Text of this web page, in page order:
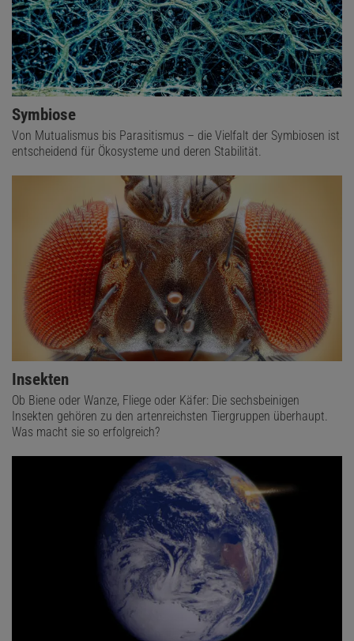
Symbiose
Von Mutualismus bis Parasitismus – die Vielfalt der Symbiosen ist
entscheidend für Ökosysteme und deren Stabilität.
Insekten
Ob Biene oder Wanze, Fliege oder Käfer: Die sechsbeinigen
Insekten gehören zu den artenreichsten Tiergruppen überhaupt.
Was macht sie so erfolgreich?